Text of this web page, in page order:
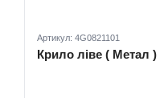
Артикул: 4G0821101
Крило ліве ( Метал )